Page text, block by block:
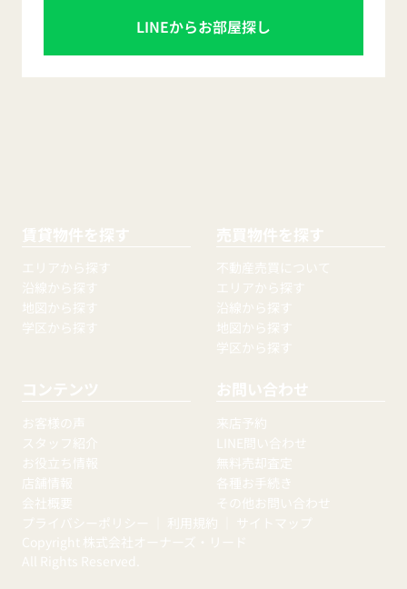
LINEからお部屋探し
賃貸物件を探す
エリアから探す
沿線から探す
地図から探す
学区から探す
売買物件を探す
不動産売買について
エリアから探す
沿線から探す
地図から探す
学区から探す
コンテンツ
お客様の声
スタッフ紹介
お役立ち情報
店舗情報
会社概要
お問い合わせ
来店予約
LINE問い合わせ
無料売却査定
各種お手続き
その他お問い合わせ
プライバシーポリシー
利用規約
サイトマップ
Copyright 株式会社オーナーズ・リード
All Rights Reserved.